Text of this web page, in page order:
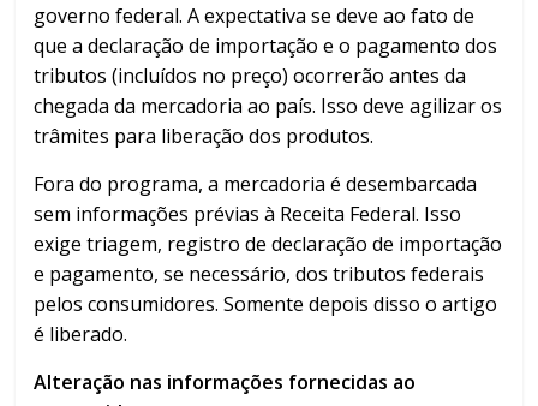
governo federal. A expectativa se deve ao fato de
que a declaração de importação e o pagamento dos
tributos (incluídos no preço) ocorrerão antes da
chegada da mercadoria ao país. Isso deve agilizar os
trâmites para liberação dos produtos.
Fora do programa, a mercadoria é desembarcada
sem informações prévias à Receita Federal. Isso
exige triagem, registro de declaração de importação
e pagamento, se necessário, dos tributos federais
pelos consumidores. Somente depois disso o artigo
é liberado.
Alteração nas informações fornecidas ao